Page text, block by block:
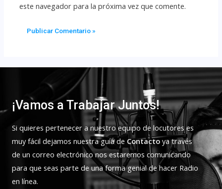
este navegador para la próxima vez que comente.
¡Vamos a Trabajar Juntos!
Si quieres pertenecer a nuestro equipo de locutores es
muy fácil dejamos nuestra guía de Contacto ya través
de un correo electrónico nos estaremos comunicando
para que seas parte de una forma genial de hacer Radio
en línea.